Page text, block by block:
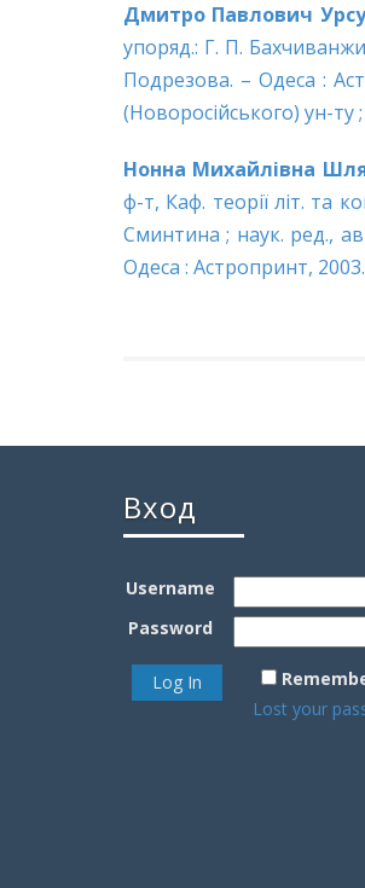
Дмитро Павлович
упоряд.: Г. П.
Подрезова. – Одеса :
(Новоросійського) ун-ту
Нонна Михайлівна
ф-т, Каф. теорії літ. та
Сминтина ; наук. ред.,
Одеса : Астропринт, 2003.
Вход
Username
Password
Lost your